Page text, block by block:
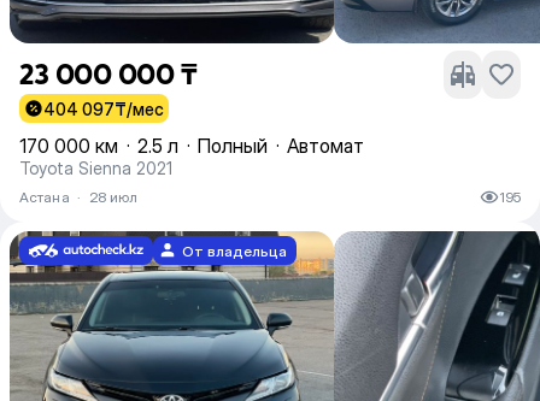
23 000 000 ₸
404 097₸/мес
170 000 км · 2.5 л · Полный · Автомат
Toyota Sienna 2021
Астана · 28 июл 195
От владельца